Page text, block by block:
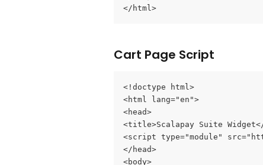
</html>
Cart Page Script
<!doctype html>
<html lang="en">
<head>
<title>Scalapay Suite
<script type="module"
</head>
<body>